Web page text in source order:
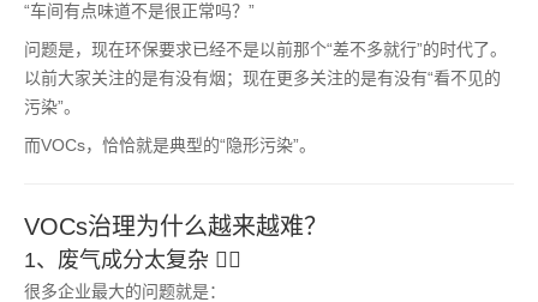
“车间有点味道不是很正常吗？”
问题是，现在环保要求已经不是以前那个“差不多就行”的时代了。
以前大家关注的是有没有烟；现在更多关注的是有没有“看不见的
污染”。
而VOCs，恰恰就是典型的“隐形污染”。
VOCs治理为什么越来越难？
1、废气成分太复杂 😵‍💫
很多企业最大的问题就是：